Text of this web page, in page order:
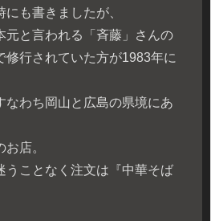
にも書きましたが、
元と言われる「斉藤」さんの
修行されていた方が1983年に
なわち岡山と広島の県境にあ
店。
うことなく注文は『中華そば